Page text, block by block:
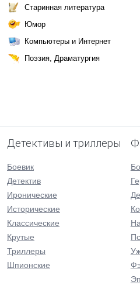
Старинная литература
Юмор
Компьютеры и Интернет
Поэзия, Драматургия
Детективы и триллеры
Боевик
Детектив
Иронические
Исторические
Классические
Крутые
Триллеры
Шпионские